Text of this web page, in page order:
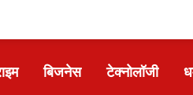
बिजनेस टेक्नोलॉजी